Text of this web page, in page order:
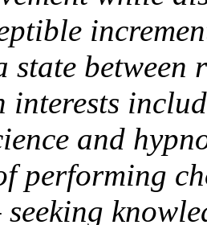
state between
and
performing